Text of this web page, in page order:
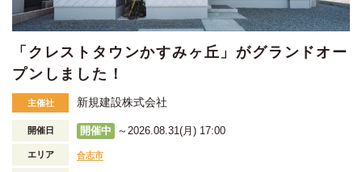
「クレストタウンかすみヶ丘」がグランドオー
プンしました！
主催社 新規建設株式会社
開催日 開催中 ～2026.08.31(月) 17:00
エリア 合志市